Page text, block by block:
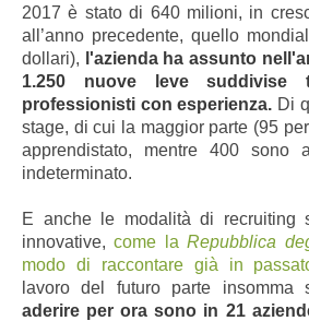
2017 è stato di 640 milioni, in
all’anno precedente, quello
dollari), l'azienda ha assunto
1.250 nuove leve suddivise
professionisti con esperienza. Di
stage, di cui la maggior parte (95
apprendistato, mentre 400 sono
indeterminato.
E anche le modalità di recruiting
innovative,come la Repubblica
modo di raccontare già in
lavoro del futuro parte insomma
aderire per ora sono in 21